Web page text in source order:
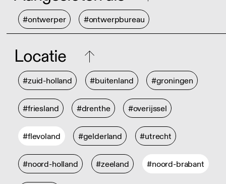
#ontwerper #ontwerpbureau
Locatie
#zuid-holland #buitenland #groningen
#friesland #drenthe #overijssel
#flevoland #gelderland #utrecht
#noord-holland #zeeland #noord-brabant